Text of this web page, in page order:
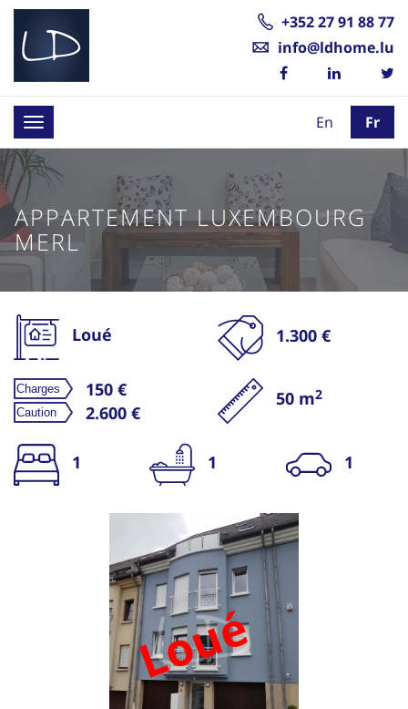
+352 27 91 88 77
info@ldhome.lu
Toggle
navigation
En Fr
APPARTEMENT LUXEMBOURG
MERL
Loué 1.300 €
150 €
2.600 €
50 m2
1 1 1
Loué